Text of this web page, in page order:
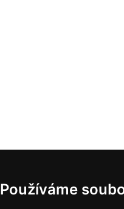
Používáme